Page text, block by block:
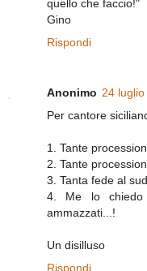
quello che faccio!"
Gino
Rispondi
Anonimo 24
Per cantore
1. Tante
2. Tante
3. Tanta fede al
4. Me lo chiedo
ammazzati...!
Un disilluso
Rispondi